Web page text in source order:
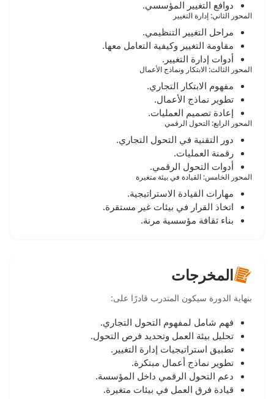
دوافع التغيير المؤسسي.
المحور الثاني: إدارة التغيير
مراحل التغيير التنظيمي.
مقاومة التغيير وكيفية التعامل معها.
أدوات إدارة التغيير.
المحور الثالث: الابتكار ونماذج الأعمال
مفهوم الابتكار التجاري.
تطوير نماذج الأعمال.
إعادة تصميم العمليات.
المحور الرابع: التحول الرقمي
دور التقنية في التحول التجاري.
رقمنة العمليات.
أدوات التحول الرقمي.
المحور الخامس: القيادة في بيئة متغيرة
مهارات القيادة الاستراتيجية.
اتخاذ القرار في بيئات غير مستقرة.
بناء ثقافة مؤسسية مرنة.
المخرجات
بنهاية الدورة سيكون المتدرب قادرًا على:
فهم شامل لمفهوم التحول التجاري.
تحليل بيئة العمل وتحديد فرص التحول.
تطبيق استراتيجيات إدارة التغيير.
تطوير نماذج أعمال مبتكرة.
دعم التحول الرقمي داخل المؤسسة.
قيادة فرق العمل في بيئات متغيرة.